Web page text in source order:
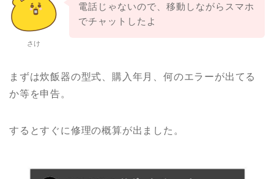
さけ
電話じゃないので、移動しながらスマホ
でチャットしたよ
まずは炊飯器の型式、購入年月、何のエラーが出てる
か等を申告。
するとすぐに修理の概算が出ました。